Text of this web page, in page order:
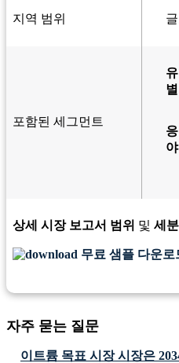
지역 범위
포함된 세그먼트
상세 시장 보고서 범위 및 세
무료 샘플 다운로
자주 묻는 질문
이트륨 목표 시장 시장은